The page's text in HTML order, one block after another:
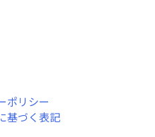
ポリシー
基づく表記